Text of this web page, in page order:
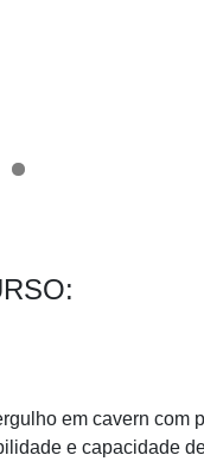
em cavern com
e capacidade